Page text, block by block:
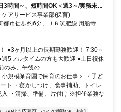
時間～、短時間OK＜週3～/実務未経
アサービス事業部(保育)
市徒歩約6分、ＪＲ筑肥線 周船寺徒
約23分 車・バイク通勤OK(派遣先に
●3ヶ月以上の長期勤務歓迎！ 7:30～
5フルタイムの方も大歓迎 ●土日祝休
み、午後の...
規模保育園で保育のお仕事＞ ・子ど
ト ・寝かしつけ、食事補助、トイレ
・清掃、準備、片付け ※担任業務な